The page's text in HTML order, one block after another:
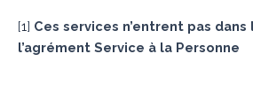
[1] Ces services n’entrent pas
l’agrément Service à la Personne